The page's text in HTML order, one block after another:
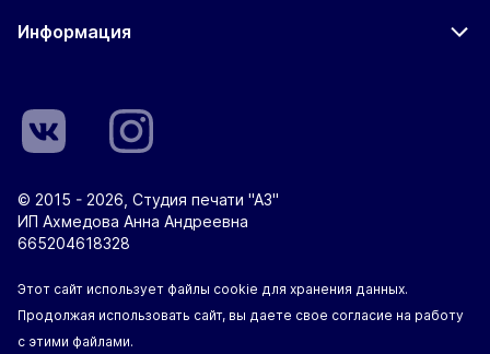
Информация
© 2015 - 2026, Студия печати "А3"
ИП Ахмедова Анна Андреевна
665204618328
Этот сайт использует файлы cookie для хранения данных.
Продолжая использовать сайт, вы даете свое согласие на работу
с этими файлами.